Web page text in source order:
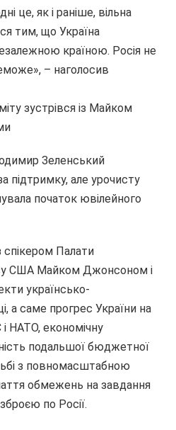
це, як і раніше, вільна
тим, що Україна
країною. Росія не
– наголосив
зустрівся із Майком
Зеленський
підтримку, але урочисту
початок ювілейного
спікером Палати
США Майком Джонсоном і
українсько-
а саме прогрес України на
НАТО, економічну
подальшої бюджетної
з повномасштабною
обмежень на завдання
по Росії.